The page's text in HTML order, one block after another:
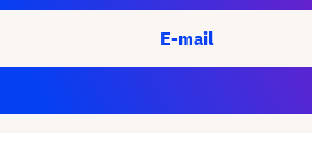
E-mail